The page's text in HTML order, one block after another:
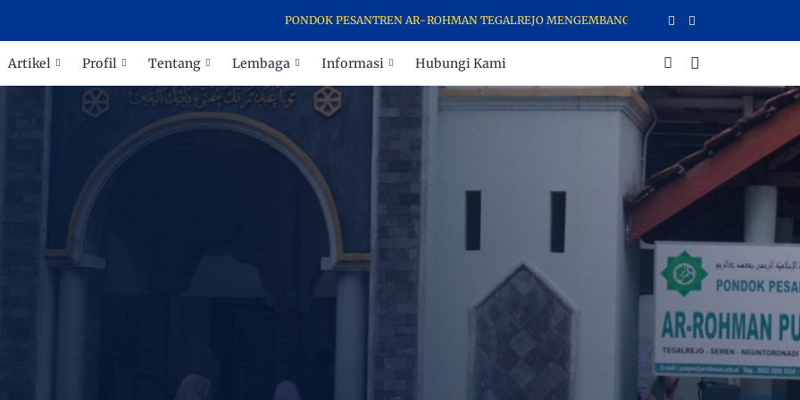
PONDOK PESANTREN AR-ROHMAN TEGALREJO MENGEMBANGKAN DAKWAH AGAMA ISLAM MELALUI
Artikel Profil Tentang Lembaga Informasi Hubungi Kami